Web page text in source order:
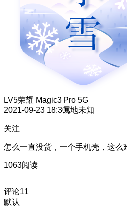
LV5荣耀 Magic3 Pro 5G
2021-09-23 18:30属地未知
关注
怎么一直没货，一个手机壳，这么
1063阅读
评论11
默认